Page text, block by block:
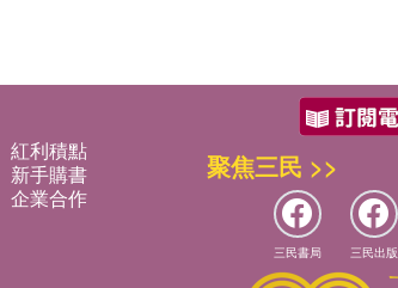
紅利積點
新手購書
企業合作
聚焦三民 >>
三民書局 三民出版